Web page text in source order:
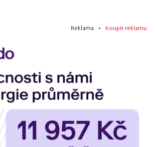
Reklama • Koupit reklamu